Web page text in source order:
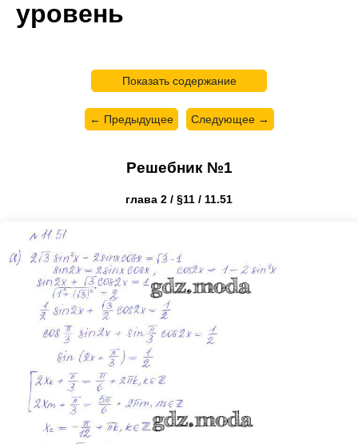
уровень
Показать содержание
← Предыдущее Следующее →
Решебник №1
глава 2 / §11 / 11.51